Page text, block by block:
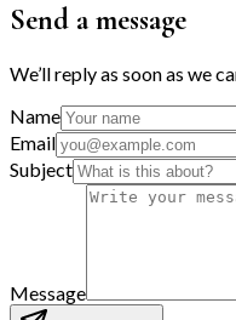
Send a message
We’ll reply as soon as we
Name
Email
Subject
Message